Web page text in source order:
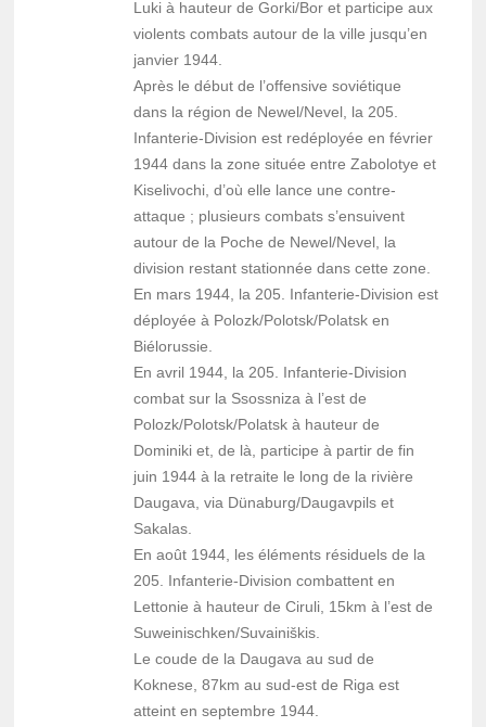
Luki à hauteur de Gorki/Bor et participe aux
violents combats autour de la ville jusqu’en
janvier 1944.
Après le début de l’offensive soviétique
dans la région de Newel/Nevel, la 205.
Infanterie-Division est redéployée en février
1944 dans la zone située entre Zabolotye et
Kiselivochi, d’où elle lance une contre-
attaque ; plusieurs combats s’ensuivent
autour de la Poche de Newel/Nevel, la
division restant stationnée dans cette zone.
En mars 1944, la 205. Infanterie-Division est
déployée à Polozk/Polotsk/Polatsk en
Biélorussie.
En avril 1944, la 205. Infanterie-Division
combat sur la Ssossniza à l’est de
Polozk/Polotsk/Polatsk à hauteur de
Dominiki et, de là, participe à partir de fin
juin 1944 à la retraite le long de la rivière
Daugava, via Dünaburg/Daugavpils et
Sakalas.
En août 1944, les éléments résiduels de la
205. Infanterie-Division combattent en
Lettonie à hauteur de Ciruli, 15km à l’est de
Suweinischken/Suvainiškis.
Le coude de la Daugava au sud de
Koknese, 87km au sud-est de Riga est
atteint en septembre 1944.